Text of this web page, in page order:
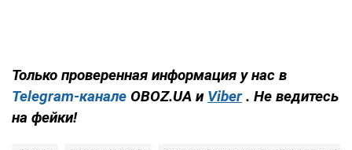
Только проверенная информация у нас в
Telegram-канале OBOZ.UA и Viber . Не ведитесь
на фейки!